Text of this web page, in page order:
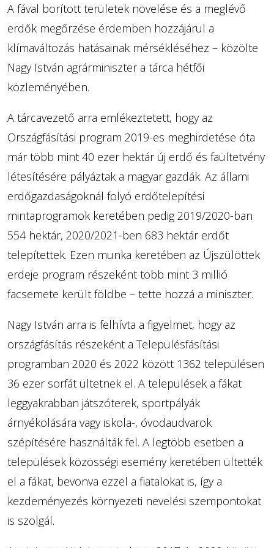
A fával borított területek növelése és a meglévő
erdők megőrzése érdemben hozzájárul a
klímaváltozás hatásainak mérsékléséhez – közölte
Nagy István agrárminiszter a tárca hétfői
közleményében.
A tárcavezető arra emlékeztetett, hogy az
Országfásítási program 2019-es meghirdetése óta
már több mint 40 ezer hektár új erdő és faültetvény
létesítésére pályáztak a magyar gazdák. Az állami
erdőgazdaságoknál folyó erdőtelepítési
mintaprogramok keretében pedig 2019/2020-ban
554 hektár, 2020/2021-ben 683 hektár erdőt
telepítettek. Ezen munka keretében az Újszülöttek
erdeje program részeként több mint 3 millió
facsemete került földbe – tette hozzá a miniszter.
Nagy István arra is felhívta a figyelmet, hogy az
országfásítás részeként a Településfásítási
programban 2020 és 2022 között 1362 településen
36 ezer sorfát ültetnek el. A települések a fákat
leggyakrabban játszóterek, sportpályák
árnyékolására vagy iskola-, óvodaudvarok
szépítésére használták fel. A legtöbb esetben a
települések közösségi esemény keretében ültették
el a fákat, bevonva ezzel a fiatalokat is, így a
kezdeményezés környezeti nevelési szempontokat
is szolgál.